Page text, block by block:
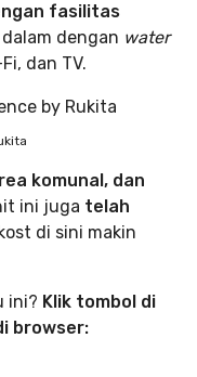
fasilitas
dengan water
dan TV.
komunal, dan
ini juga telah
di sini makin
ini? Klik tombol di
browser: